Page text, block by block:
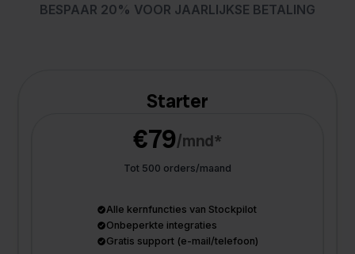
BESPAAR 20% VOOR JAARLIJKSE BETALING
Starter
€79/mnd*
Tot 500 orders/maand
Alle kernfuncties van Stockpilot
Onbeperkte integraties
Gratis support (e-mail/telefoon)